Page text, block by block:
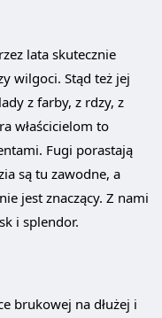
lata skutecznie
wilgoci. Stąd też jej
z farby, z rdzy, z
właścicielom to
Fugi porastają
są tu zawodne, a
jest znaczący. Z nami
i splendor.
brukowej na dłużej i